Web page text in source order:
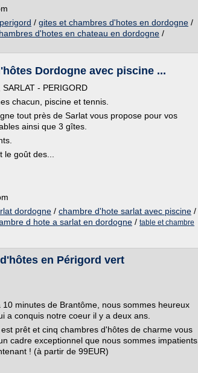
/ gites et chambres d'hotes en dordogne /
d'hotes en chateau en dordogne /
Dordogne avec piscine ...
- PERIGORD
chacun, piscine et tennis.
tout près de Sarlat vous propose pour vos
ainsi que 3 gîtes.
goût des...
dordogne / chambre d'hote sarlat avec piscine /
d hote a sarlat en dordogne / table et chambre
en Périgord vert
minutes de Brantôme, nous sommes heureux
a conquis notre coeur il y a deux ans.
prêt et cinq chambres d'hôtes de charme vous
cadre exceptionnel que nous sommes impatients
! (à partir de 99EUR)